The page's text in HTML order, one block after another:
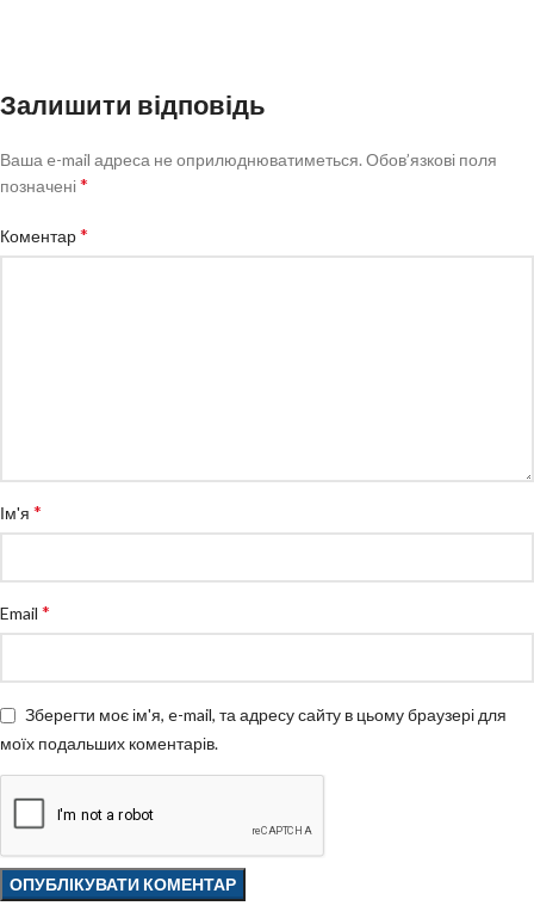
Залишити відповідь
Ваша e-mail адреса не оприлюднюватиметься. Обов’язкові поля
позначені*
Коментар*
Ім'я *
Email *
Зберегти моє ім'я, e-mail, та адресу сайту в цьому браузері для
моїх подальших коментарів.